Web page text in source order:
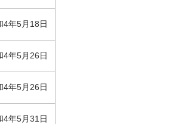
4年5月18日
4年5月26日
4年5月26日
4年5月31日